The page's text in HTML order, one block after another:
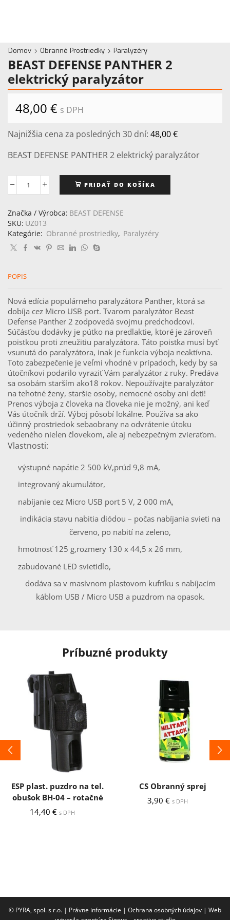
Domov Obranné Prostriedky Paralyzéry
BEAST DEFENSE PANTHER 2
elektrický paralyzátor
48,00 € s DPH
Najnižšia cena za posledných 30 dní: 48,00€
BEAST DEFENSE PANTHER 2 elektrický paralyzátor
množstvo
DEFENSE
PANTHER
2
paralyzátor
PRIDAŤ DO KOŠÍKA
Značka / Výrobca: BEAST DEFENSE
SKU: UZ013
Kategórie: Obranné prostriedky, Paralyzéry
POPIS
Nová edícia populárneho paralyzátora Panther, ktorá sa
dobíja cez Micro USB port. Tvarom paralyzátor Beast
Defense Panther 2 zodpovedá svojmu predchodcovi.
Súčásťou dodávky je pútko na predlaktie, ktoré je zároveň
poistkou proti zneužitiu paralyzátora. Táto poistka musí byť
vsunutá do paralyzátora, inak je funkcia výboja neaktívna.
Toto zabezpečenie je veľmi vhodné v prípadoch, kedy by sa
útočníkovi podarilo vyraziť Vám paralyzátor z ruky. Predáva
sa osobám starším ako18 rokov. Nepoužívajte paralyzátor
na tehotné ženy, staršie osoby, nemocné osoby ani deti!
Prenos výboja z človeka na človeka nie je možný, ani keď
Vás útočník drží. Výboj pôsobí lokálne. Používa sa ako
účinný prostriedok sebaobrany na odvrátenie útoku
vedeného nielen človekom, ale aj nebezpečným zvieraťom.
Vlastnosti:
výstupné napätie 2 500 kV,prúd 9,8 mA,
integrovaný akumulátor,
nabíjanie cez Micro USB port 5 V, 2 000 mA,
indikácia stavu nabitia diódou – počas nabíjania svieti na
červeno, po nabití na zeleno,
hmotnosť 125 g,rozmery 130 x 44,5 x 26 mm,
zabudované LED svietidlo,
dodáva sa v masívnom plastovom kufríku s nabíjacím
káblom USB / Micro USB a puzdrom na opasok.
Príbuzné produkty
ESP plast. puzdro na tel.
obušok BH-04 – rotačné
14,40 € s DPH
CS Obranný sprej
3,90 € s DPH
© PYRA, spol. s r.o. | Právne informácie | Ochrana osobných údajov | Web